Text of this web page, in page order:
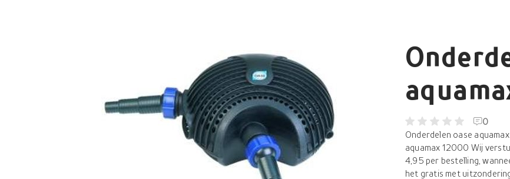
0
Onderdelen oase
aquamax 12000 Wij
4,95 per bestelling,
het gratis met